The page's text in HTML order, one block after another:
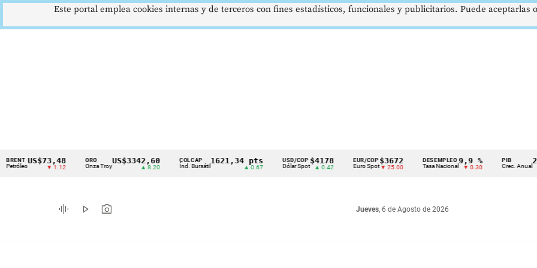
Cintillo
indicadores
económicos
US$73,48
▼ 1.12
ORO
Onza Troy
US$3342,60 COLCAP
Índ. Bursátil
1621,34 pts USD/COP
Dólar Spot
$4178
▲ 0.42
EUR/COP
Euro Spot
$3672
▼ 25.00
DESEMPLEO
Tasa Nacional
9,9 %
▼ 0.30
PIB
Crec. Anual
2,8 %
▲ 0.10
graphic_eq play_arrow photo_camera Jueves, 6 de Agosto de 2026
Este portal emplea cookies internas y de terceros con fines estadísticos, funcionales y publicitarios. Puede aceptarlas